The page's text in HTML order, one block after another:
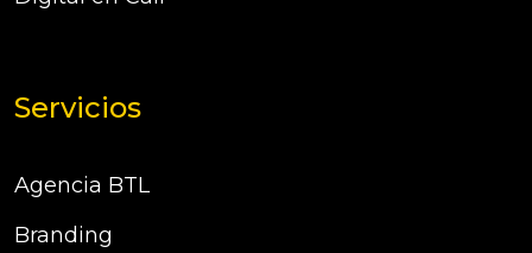
Servicios
Agencia BTL
Branding